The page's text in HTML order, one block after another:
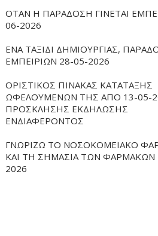
ΟΤΑΝ Η ΠΑΡΑΔΟΣΗ ΓΙΝΕΤΑΙ
06-2026
ΕΝΑ ΤΑΞΙΔΙ ΔΗΜΙΟΥΡΓΙΑΣ,
ΕΜΠΕΙΡΙΩΝ 28-05-2026
ΟΡΙΣΤΙΚΟΣ ΠΙΝΑΚΑΣ ΚΑΤΑΤΑΞΗΣ
ΩΦΕΛΟΥΜΕΝΩΝ ΤΗΣ ΑΠΟ 13-05-
ΠΡΟΣΚΛΗΣΗΣ ΕΚΔΗΛΩΣΗΣ
ΕΝΔΙΑΦΕΡΟΝΤΟΣ
ΓΝΩΡΙΖΩ ΤΟ ΝΟΣΟΚΟΜΕΙΑΚΟ
ΚΑΙ ΤΗ ΣΗΜΑΣΙΑ ΤΩΝ ΦΑΡΜΑΚΩΝ
2026